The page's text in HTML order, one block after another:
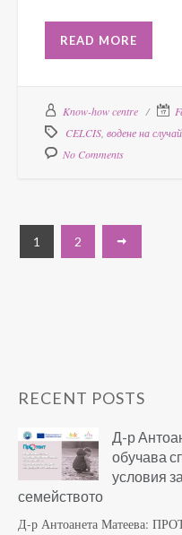
READ MORE
Know-how centre
CELCIS, водене на случай
No Comments
1 2
RECENT POSTS
Д-р
обучава
условия
семейството
Д-р Антоанета Матеева: